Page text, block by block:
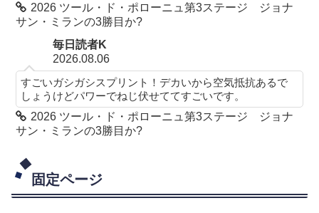
2026 ツール・ド・ポローニュ第3ステージ ジョナ
サン・ミランの3勝目か?
毎日読者K
2026.08.06
すごいガシガシスプリント！デカいから空気抵抗あるで
しょうけどパワーでねじ伏せててすごいです。
2026 ツール・ド・ポローニュ第3ステージ ジョナ
サン・ミランの3勝目か?
固定ページ